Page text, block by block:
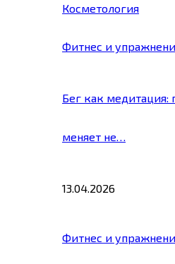
Косметология
Фитнес и
Бег как медитация:
меняет не…
13.04.2026
Фитнес и